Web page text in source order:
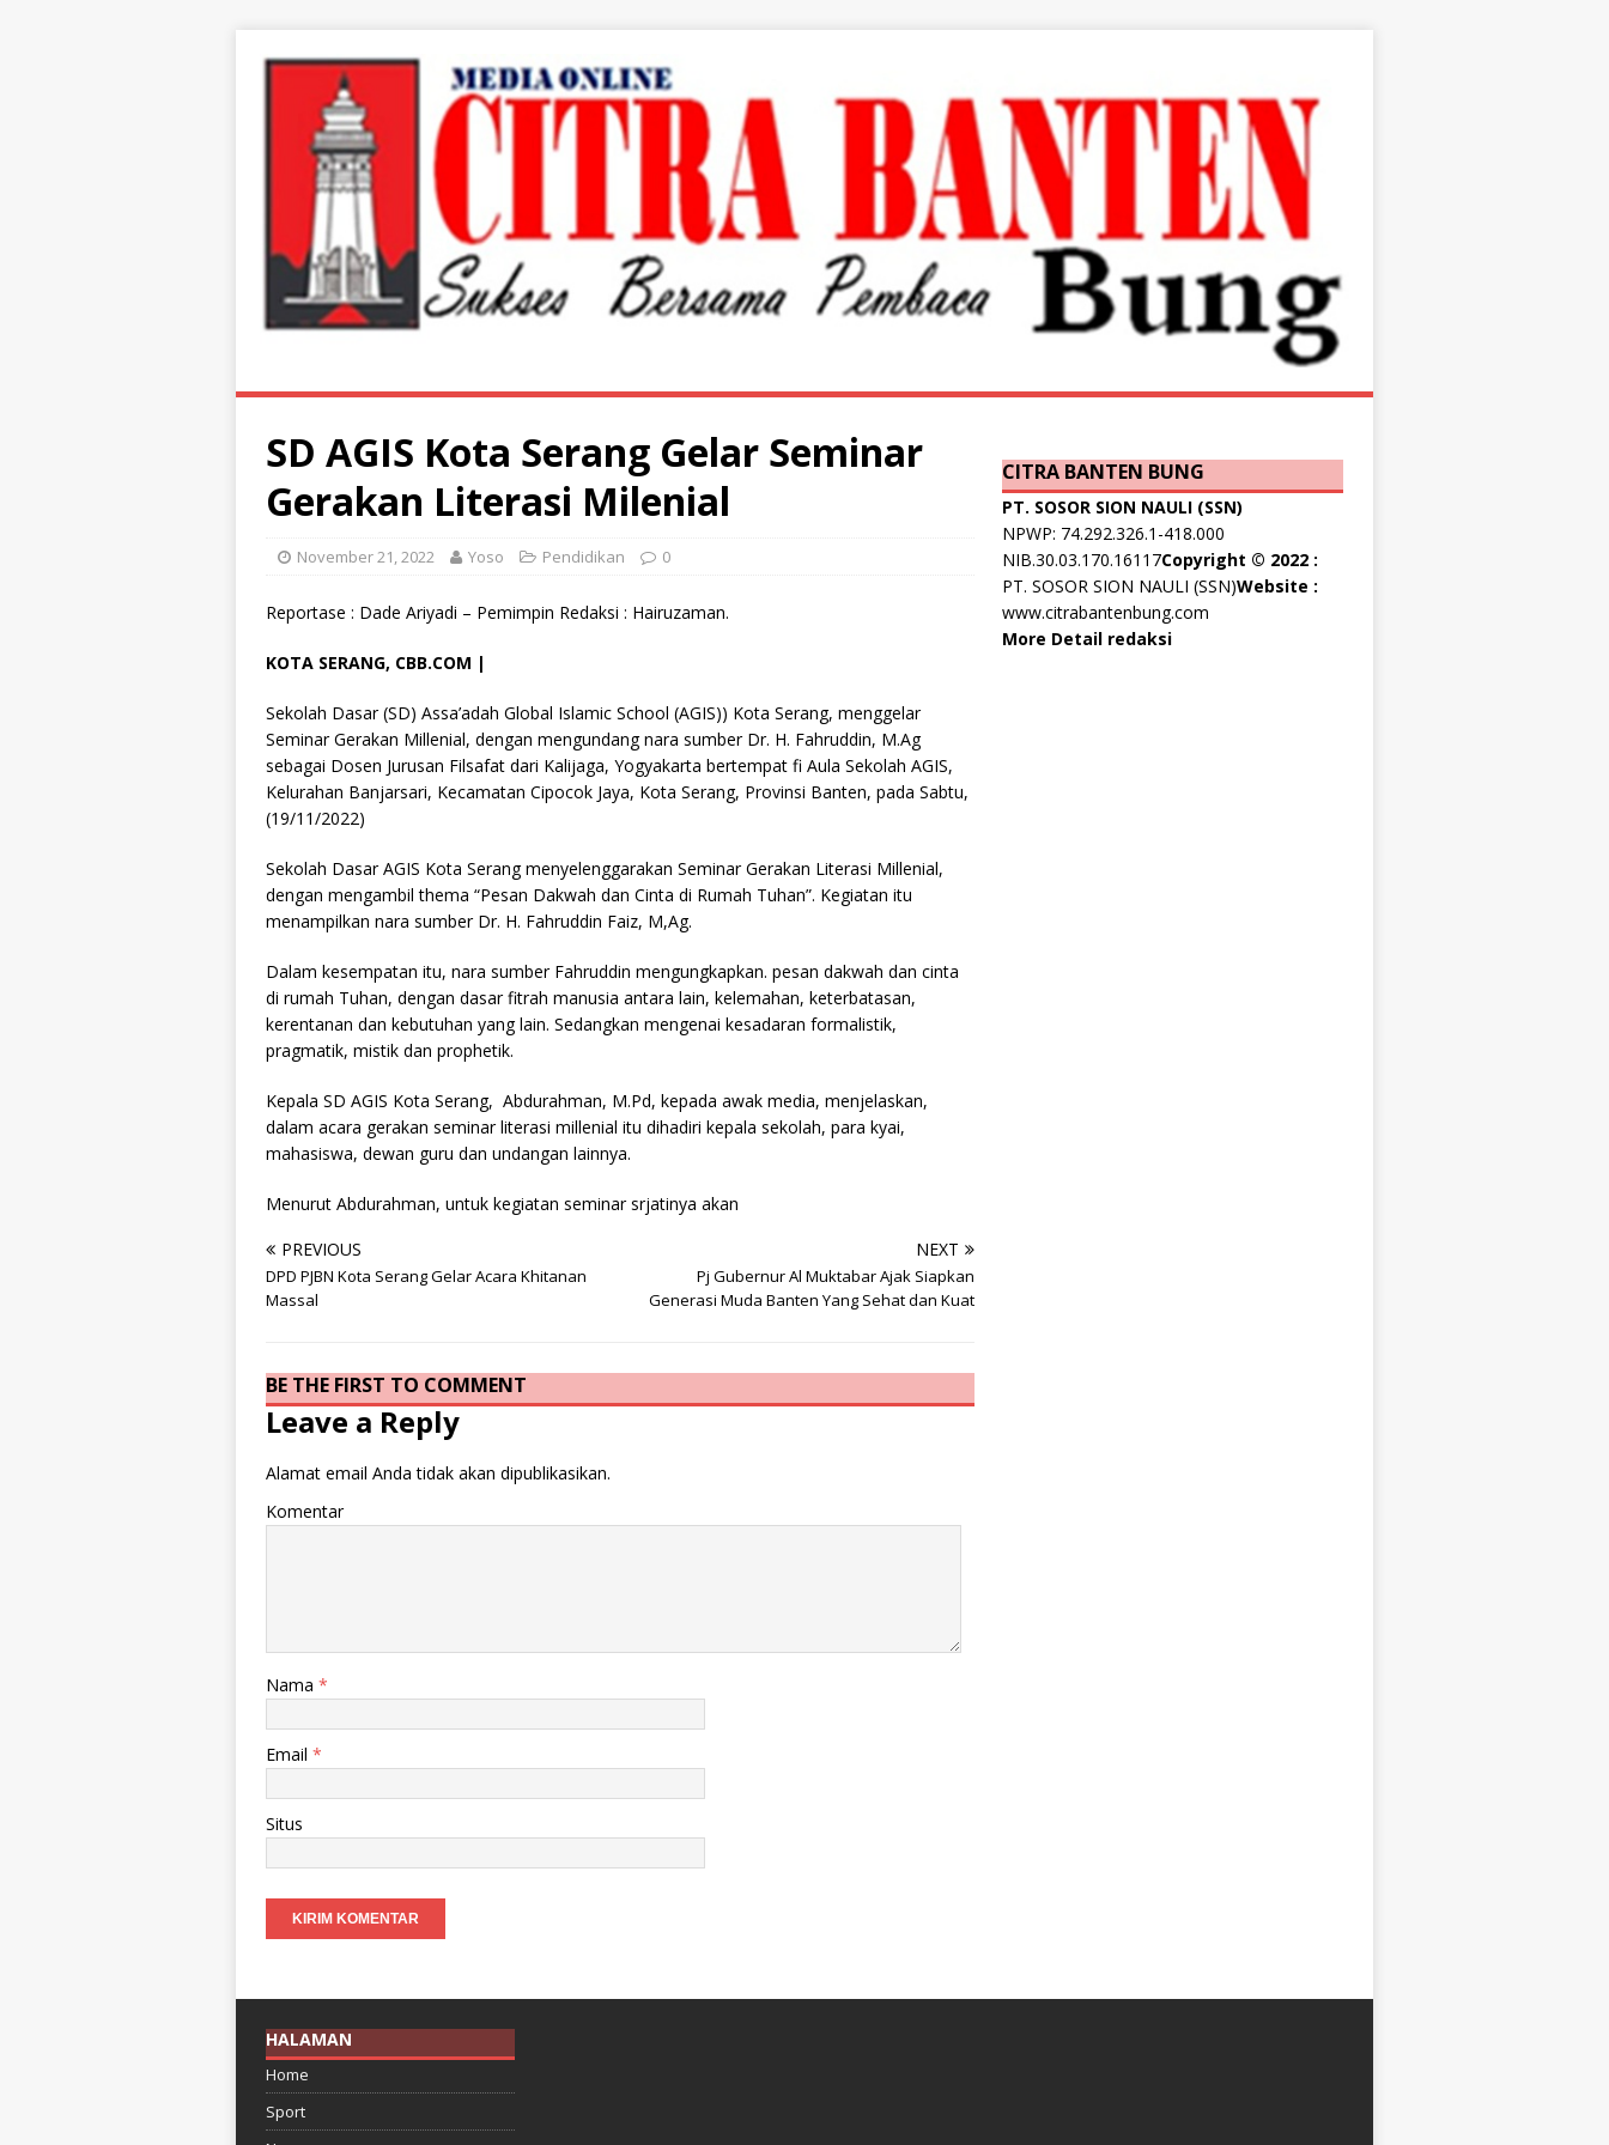
SD AGIS Kota Serang Gelar Seminar
Gerakan Literasi Milenial
November 21, 2022 Yoso Pendidikan 0
Reportase : Dade Ariyadi – Pemimpin Redaksi : Hairuzaman.
KOTA SERANG, CBB.COM |
Sekolah Dasar (SD) Assa’adah Global Islamic School (AGIS)) Kota Serang, menggelar
Seminar Gerakan Millenial, dengan mengundang nara sumber Dr. H. Fahruddin, M.Ag
sebagai Dosen Jurusan Filsafat dari Kalijaga, Yogyakarta bertempat fi Aula Sekolah AGIS,
Kelurahan Banjarsari, Kecamatan Cipocok Jaya, Kota Serang, Provinsi Banten, pada Sabtu,
(19/11/2022)
Sekolah Dasar AGIS Kota Serang menyelenggarakan Seminar Gerakan Literasi Millenial,
dengan mengambil thema “Pesan Dakwah dan Cinta di Rumah Tuhan”. Kegiatan itu
menampilkan nara sumber Dr. H. Fahruddin Faiz, M,Ag.
Dalam kesempatan itu, nara sumber Fahruddin mengungkapkan. pesan dakwah dan cinta
di rumah Tuhan, dengan dasar fitrah manusia antara lain, kelemahan, keterbatasan,
kerentanan dan kebutuhan yang lain. Sedangkan mengenai kesadaran formalistik,
pragmatik, mistik dan prophetik.
Kepala SD AGIS Kota Serang, Abdurahman, M.Pd, kepada awak media, menjelaskan,
dalam acara gerakan seminar literasi millenial itu dihadiri kepala sekolah, para kyai,
mahasiswa, dewan guru dan undangan lainnya.
Menurut Abdurahman, untuk kegiatan seminar srjatinya akan
PREVIOUS
DPD PJBN Kota Serang Gelar Acara Khitanan
Massal
NEXT
Pj Gubernur Al Muktabar Ajak Siapkan
Generasi Muda Banten Yang Sehat dan Kuat
BE THE FIRST TO COMMENT
Leave a Reply
Alamat email Anda tidak akan dipublikasikan.
Komentar
Nama *
Email *
Situs
CITRA BANTEN BUNG
PT. SOSOR SION NAULI (SSN)
NPWP: 74.292.326.1-418.000
NIB.30.03.170.16117Copyright © 2022 :
PT. SOSOR SION NAULI (SSN)Website :
www.citrabantenbung.com
More Detail redaksi
HALAMAN
Home
Sport